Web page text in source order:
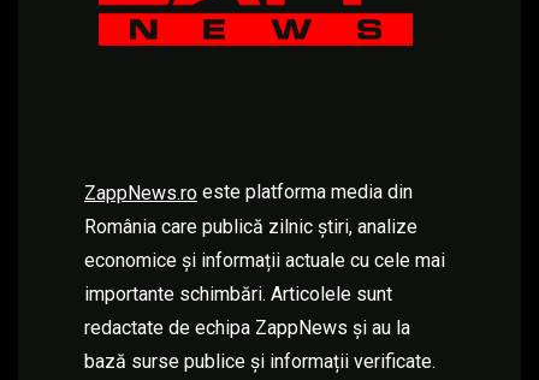
ZappNews.ro este platforma media din
România care publică zilnic știri, analize
economice și informații actuale cu cele mai
importante schimbări. Articolele sunt
redactate de echipa ZappNews și au la
bază surse publice și informații verificate.